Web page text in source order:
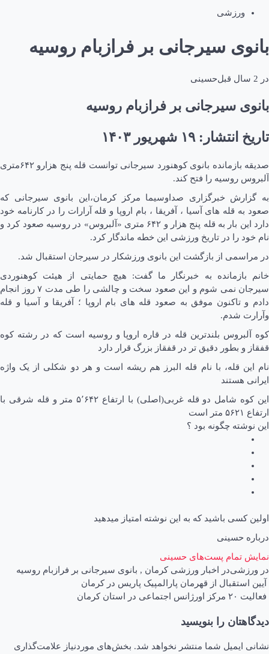
ورزشی
بانوی سیرجانی بر فرازبام روسیه
در 2 سال قبل حسینی
بانوی سیرجانی بر فرازبام روسیه
تاریخ انتشار: ۱۹ شهريور ۱۴۰۳
صدیقه بازمانده بانوی کوهنورد سیرجانی توانست قله پنج هزارو ۶۴۲متری
آلبروس روسیه را فتح کند.
به گزارش خبرگزاری صداوسیما مرکز کرمان،این بانوی سیرجانی که
صعود به قله های آسیا ، آفریقا ، بام اروپا و قله آرارات را در کارنامه خود
دارد این بار به قله پنج هزار و ۶۴۲ متری «آلبروس» در روسیه صعود کرد و
نام خود را در تاریخ ورزشی این خطه ماندگار کرد.
در مراسمی از بازگشت این بانوی ورزشکار در سیرجان استقبال شد.
خانم‌ بازمانده به خبرنگار ما گفت: هیچ حمایتی از هیئت کوهنوردی
سیرجان نمی شوم و این صعود سخت و چالشی را طی مدت ۷ روز انجام
دادم‌ و تاکنون موفق به صعود قله های بام اروپا ؛ آفریقا و آسیا و قله
وآرارت شدم.
کوه آلبروس بلندترین قله در قاره اروپا و روسیه است که در رشته کوه
قفقاز و بطور دقیق تر در قفقاز بزرگ قرار دارد
نام این قله، با نام قله البرز هم ریشه است و هر دو شکلی از یک واژه
ایرانی هستند
این کوه شامل دو قله غربی(اصلی) با ارتفاع ۵٬۶۴۲ متر و قله شرقی با
ارتفاع ۵۶۲۱ متر است
این نوشته چگونه بود ؟
اولین کسی باشید که به این نوشته امتیاز میدهید
درباره حسینی
نمایش تمام پست‌های حسینی
در ورزشیدر اخبار ورزشی کرمان , بانوی سیرجانی بر فرازبام روسیه
راهبری
نوشته
آیین استقبال از قهرمان پارالمپیک پاریس در کرمان
فعالیت ۲۰ مرکز اورژانس اجتماعی در استان کرمان
دیدگاهتان را بنویسید
نشانی ایمیل شما منتشر نخواهد شد. بخش‌های موردنیاز علامت‌گذاری